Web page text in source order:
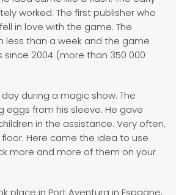
worked. The first publisher who
in love with the game. The
less than a week and the game
since 2004 (more than 350 000
during a magic show. The
eggs from his sleeve. He gave
in the assistance. Very often,
Here came the idea to use
more and more of them on your